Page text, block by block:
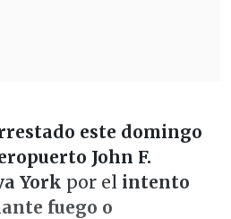
este domingo
John F.
York por el intento
fuego o